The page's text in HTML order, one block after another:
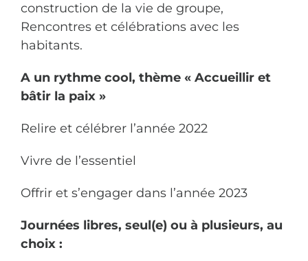
construction de la vie de groupe,
Rencontres et célébrations avec les
habitants.
A un rythme cool, thème « Accueillir et
bâtir la paix »
Relire et célébrer l’année 2022
Vivre de l’essentiel
Offrir et s’engager dans l’année 2023
Journées libres, seul(e) ou à plusieurs, au
choix :